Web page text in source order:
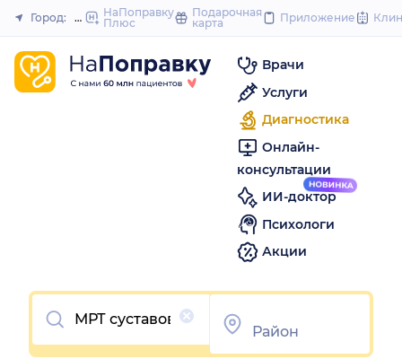
to
Закрыть
Город: Новый Уренгой
НаПоправку
Плюс
Подарочная
карта
Приложение
Врачи
Услуги
Диагностика
Онлайн-
консультации
ИИ-доктор
Психологи
Акции
Очистить